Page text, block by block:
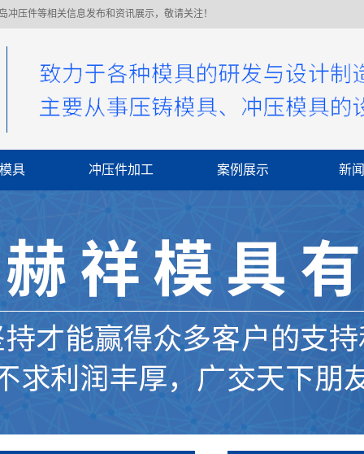
冲压件等相关信息发布和资讯展示，敬请关注！
具 冲压件加工 案例展示 新
常